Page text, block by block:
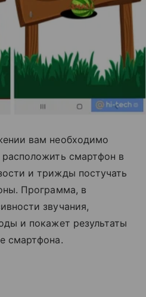
вам необходимо
смартфон в
и трижды постучать
Программа, в
звучания,
и покажет результаты
смартфона.